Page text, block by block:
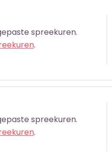
spreekuren.
.
spreekuren.
.